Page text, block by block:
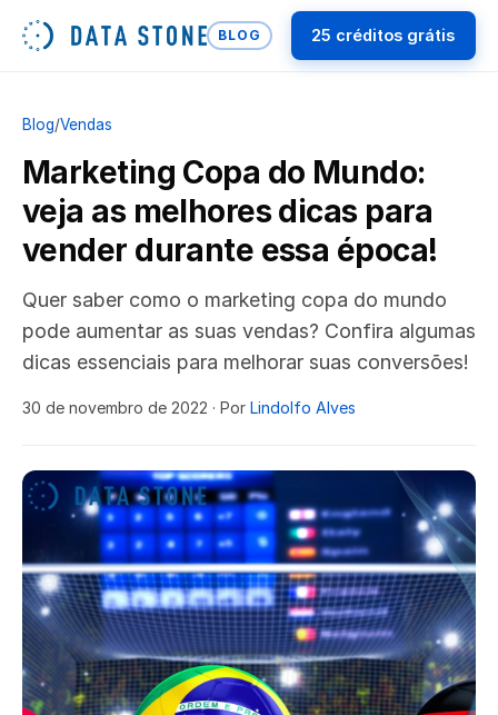
BLOG 25 créditos grátis
Blog/Vendas
Marketing Copa do Mundo:
veja as melhores dicas para
vender durante essa época!
Quer saber como o marketing copa do mundo
pode aumentar as suas vendas? Confira algumas
dicas essenciais para melhorar suas conversões!
30 de novembro de 2022 · Por Lindolfo Alves